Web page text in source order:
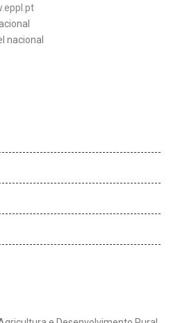
nacional